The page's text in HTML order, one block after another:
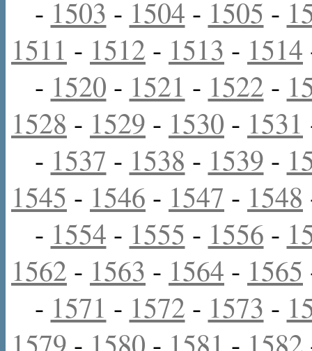
- 1503 - 1504 - 1505 -
1511 - 1512 - 1513 - 1514
- 1520 - 1521 - 1522 -
1528 - 1529 - 1530 - 1531
- 1537 - 1538 - 1539 -
1545 - 1546 - 1547 - 1548
- 1554 - 1555 - 1556 -
1562 - 1563 - 1564 - 1565
- 1571 - 1572 - 1573 -
1579 - 1580 - 1581 - 1582